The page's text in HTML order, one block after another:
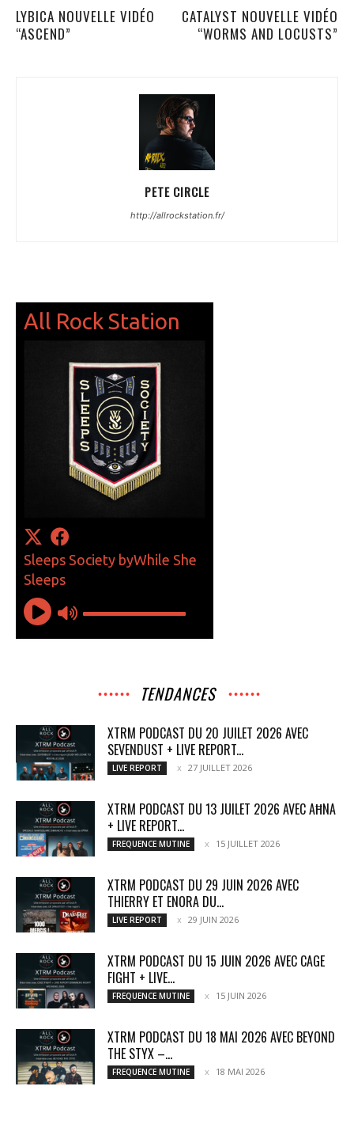
LYBICA NOUVELLE VIDÉO
“ASCEND”
CATALYST NOUVELLE VIDÉO
“WORMS AND LOCUSTS”
PETE CIRCLE
http://allrockstation.fr/
TENDANCES
XTRM PODCAST DU 20 JUILET 2026 AVEC
SEVENDUST + LIVE REPORT...
LIVE REPORT 27 JUILLET 2026
XTRM PODCAST DU 13 JUILET 2026 AVEC AĦNA
+ LIVE REPORT...
FREQUENCE MUTINE 15 JUILLET 2026
XTRM PODCAST DU 29 JUIN 2026 AVEC
THIERRY ET ENORA DU...
LIVE REPORT 29 JUIN 2026
XTRM PODCAST DU 15 JUIN 2026 AVEC CAGE
FIGHT + LIVE...
FREQUENCE MUTINE 15 JUIN 2026
XTRM PODCAST DU 18 MAI 2026 AVEC BEYOND
THE STYX –...
FREQUENCE MUTINE 18 MAI 2026